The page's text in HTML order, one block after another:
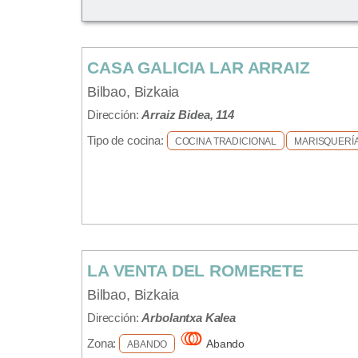
CASA GALICIA LAR ARRAIZ
Bilbao, Bizkaia
Dirección:Arraiz Bidea, 114
Tipo de cocina:
COCINA TRADICIONAL
LA VENTA DEL ROMERETE
Bilbao, Bizkaia
Dirección:Arbolantxa Kalea
Zona:
ABANDO Abando